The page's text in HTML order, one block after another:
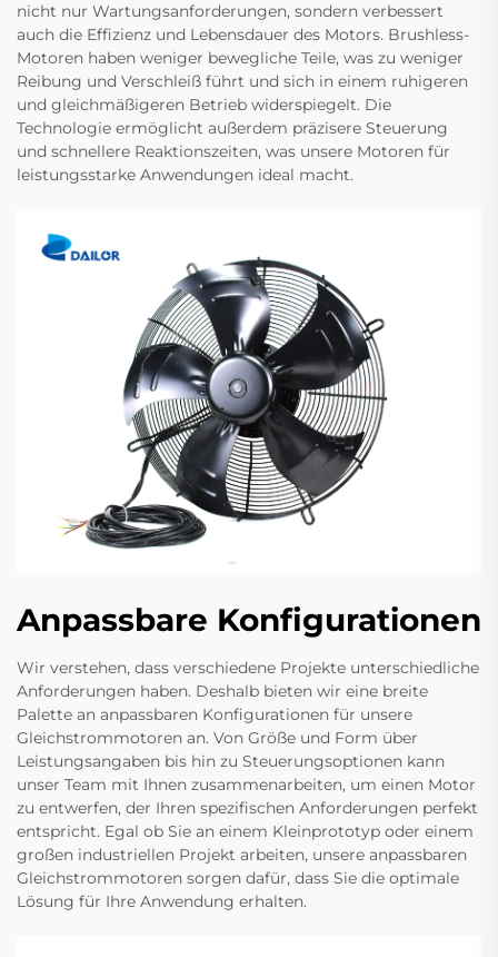
nicht nur Wartungsanforderungen, sondern verbessert
auch die Effizienz und Lebensdauer des Motors. Brushless-
Motoren haben weniger bewegliche Teile, was zu weniger
Reibung und Verschleiß führt und sich in einem ruhigeren
und gleichmäßigeren Betrieb widerspiegelt. Die
Technologie ermöglicht außerdem präzisere Steuerung
und schnellere Reaktionszeiten, was unsere Motoren für
leistungsstarke Anwendungen ideal macht.
Anpassbare Konfigurationen
Wir verstehen, dass verschiedene Projekte unterschiedliche
Anforderungen haben. Deshalb bieten wir eine breite
Palette an anpassbaren Konfigurationen für unsere
Gleichstrommotoren an. Von Größe und Form über
Leistungsangaben bis hin zu Steuerungsoptionen kann
unser Team mit Ihnen zusammenarbeiten, um einen Motor
zu entwerfen, der Ihren spezifischen Anforderungen perfekt
entspricht. Egal ob Sie an einem Kleinprototyp oder einem
großen industriellen Projekt arbeiten, unsere anpassbaren
Gleichstrommotoren sorgen dafür, dass Sie die optimale
Lösung für Ihre Anwendung erhalten.